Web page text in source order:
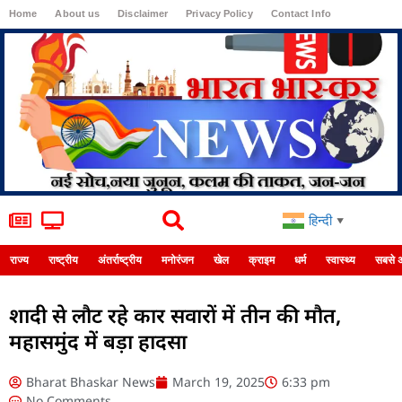
Home About us Disclaimer Privacy Policy Contact Info
हिन्दी ▼
राज्य राष्ट्रीय अंतर्राष्ट्रीय मनोरंजन खेल क्राइम धर्म स्वास्थ्य सबसे
शादी से लौट रहे कार सवारों में तीन की मौत,
महासमुंद में बड़ा हादसा
Bharat Bhaskar News March 19, 2025
6:33 pm